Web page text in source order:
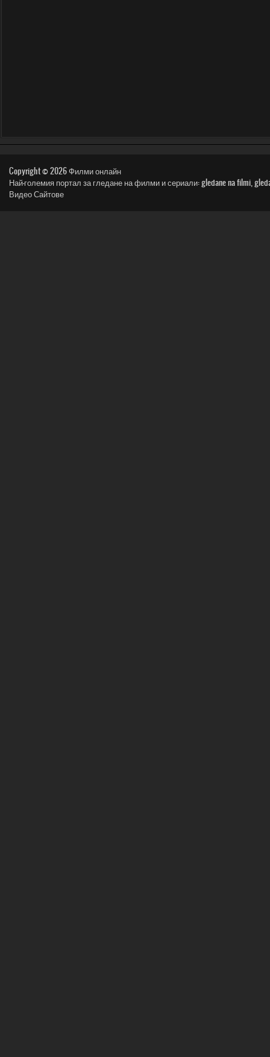
Copyright © 2026Филми онлайн
Най-големия портал за гледане на филми и сериали: gledane na filmi,
Видео Сайтове